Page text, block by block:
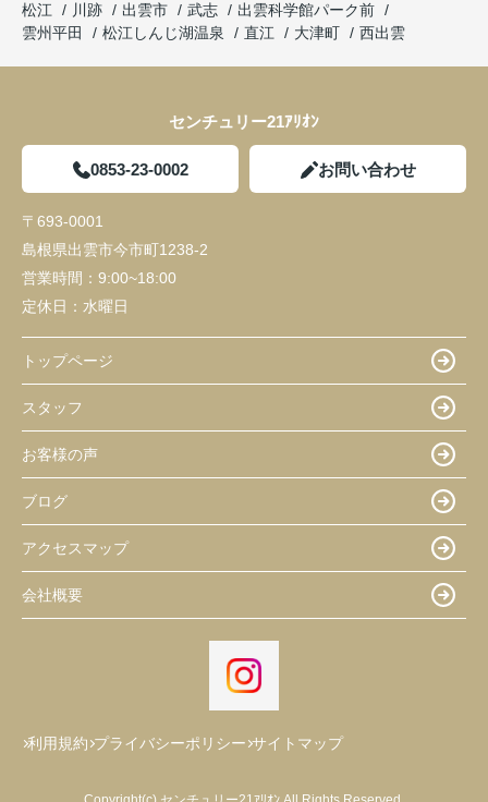
松江
川跡 出雲市 武志
出雲科学館パーク前
雲州平田
松江しんじ湖温泉 直江 大津町 西出雲
センチュリー21ｱﾘｵﾝ
0853-23-0002 お問い合わせ
〒693-0001
島根県出雲市今市町1238-2
営業時間： 9:00~18:00
定休日： 水曜日
トップページ
スタッフ
お客様の声
ブログ
アクセスマップ
会社概要
利用規約 プライバシーポリシー サイトマップ